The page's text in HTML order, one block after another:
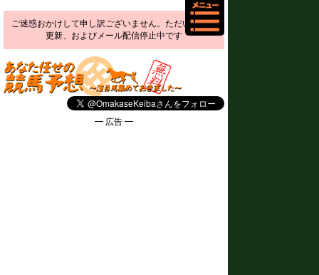
ご迷惑おかけして申し訳ございません。ただいま予想
更新、およびメール配信停止中です
━ 広告 ━